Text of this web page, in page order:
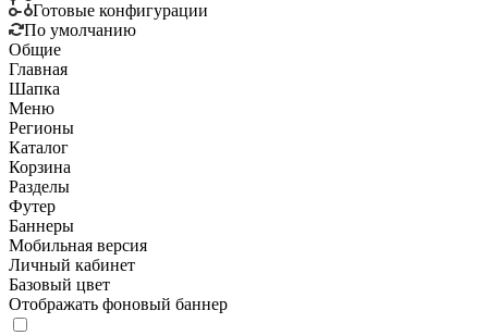
Готовые конфигурации
По умолчанию
Общие
Главная
Шапка
Меню
Регионы
Каталог
Корзина
Разделы
Футер
Баннеры
Мобильная версия
Личный кабинет
Базовый цвет
Отображать фоновый баннер